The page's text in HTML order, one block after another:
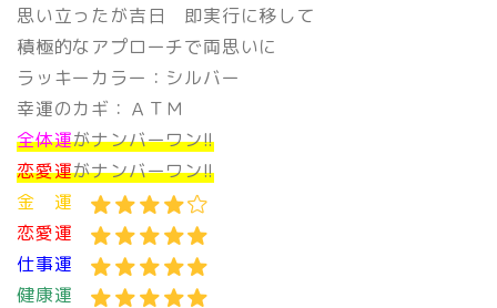
思い立ったが吉日 即実行に移して
積極的なアプローチで両思いに
ラッキーカラー：シルバー
幸運のカギ：ＡＴＭ
全体運がナンバーワン!!
恋愛運がナンバーワン!!
金 運
恋愛運
仕事運
健康運